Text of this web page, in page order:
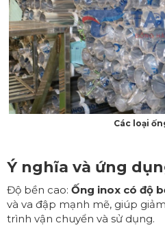
Các loại
Ý nghĩa và ứng
Độ bền cao: Ống inox có độ
và va đập mạnh mẽ, giúp
trình vận chuyển và sử dụng.